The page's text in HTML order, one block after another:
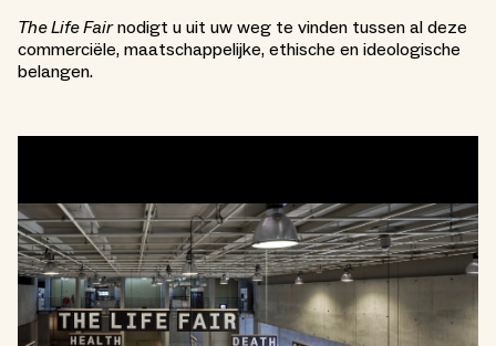
The Life Fairnodigt u uit uw weg te vinden tussen al deze
commerciële, maatschappelijke, ethische en ideologische
belangen.